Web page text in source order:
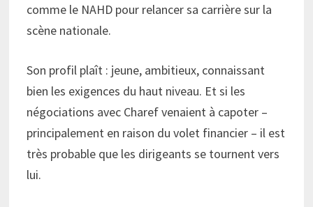
comme le NAHD pour relancer sa carrière sur la
scène nationale.
Son profil plaît : jeune, ambitieux, connaissant
bien les exigences du haut niveau. Et si les
négociations avec Charef venaient à capoter –
principalement en raison du volet financier – il est
très probable que les dirigeants se tournent vers
lui.